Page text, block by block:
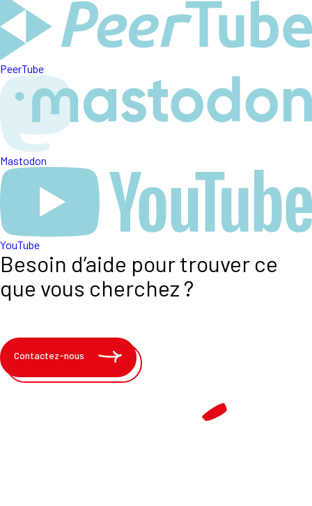
PeerTube
Mastodon
YouTube
Besoin d’aide pour trouver ce
que vous cherchez ?
Contactez-nous